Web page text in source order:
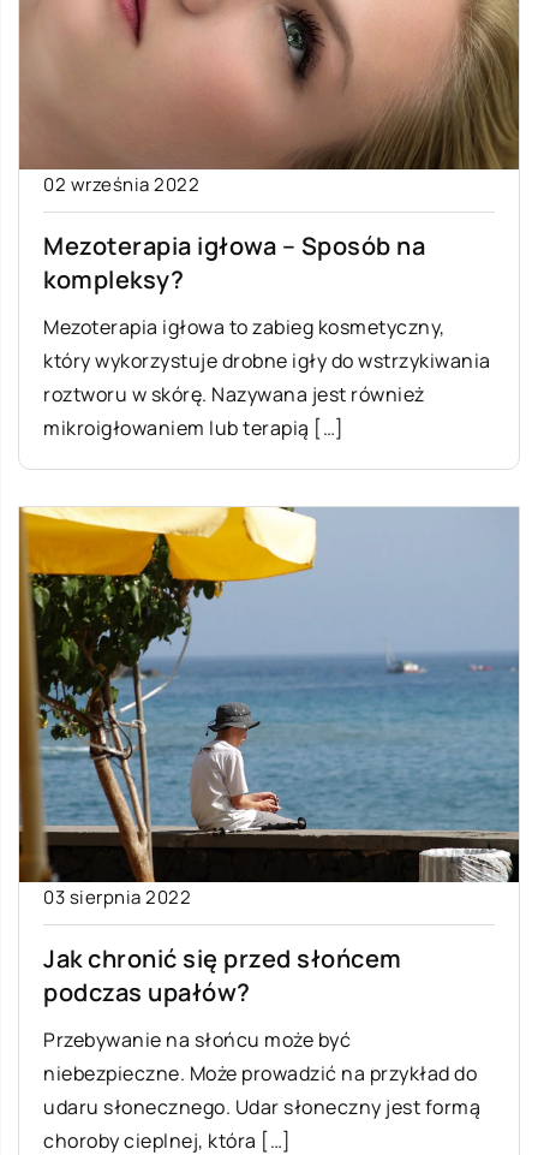
02 września 2022
Mezoterapia igłowa – Sposób na
kompleksy?
Mezoterapia igłowa to zabieg kosmetyczny,
który wykorzystuje drobne igły do wstrzykiwania
roztworu w skórę. Nazywana jest również
mikroigłowaniem lub terapią […]
03 sierpnia 2022
Jak chronić się przed słońcem
podczas upałów?
Przebywanie na słońcu może być
niebezpieczne. Może prowadzić na przykład do
udaru słonecznego. Udar słoneczny jest formą
choroby cieplnej, która […]